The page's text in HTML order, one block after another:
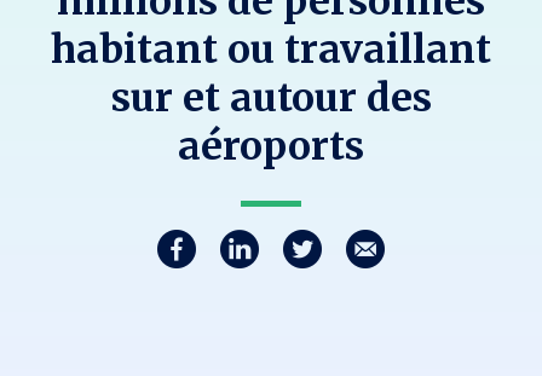
habitant ou travaillant
sur et autour des
aéroports
Partager